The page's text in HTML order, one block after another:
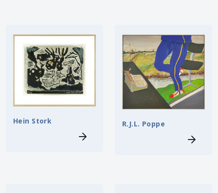
Hein Stork R.J.L. Poppe